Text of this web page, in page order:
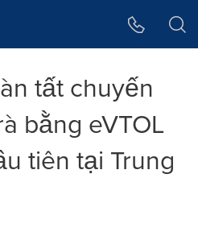
tất chuyến
bằng eVTOL
tiên tại Trung